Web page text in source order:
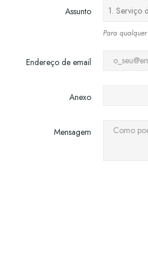
Assunto
Para
Endereço de email
Anexo
Mensagem